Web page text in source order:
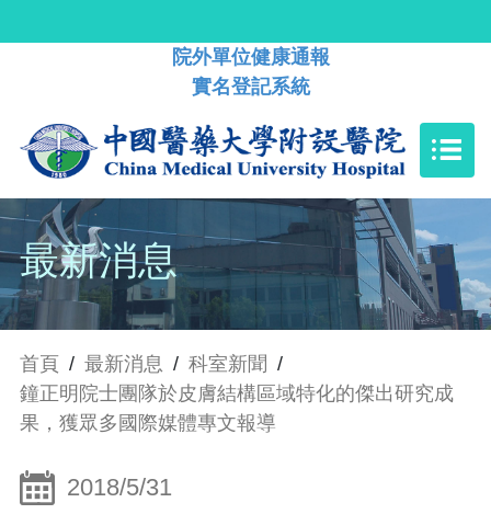
院外單位健康通報
實名登記系統
最新消息
首頁 / 最新消息 / 科室新聞 /
鐘正明院士團隊於皮膚結構區域特化的傑出研究成
果，獲眾多國際媒體專文報導
2018/5/31